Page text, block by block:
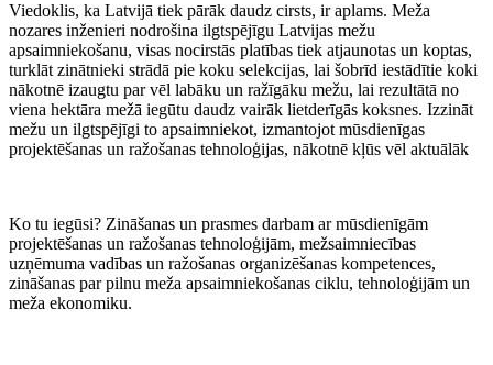
Viedoklis, ka Latvijā tiek pārāk daudz cirsts, ir aplams. Meža
nozares inženieri nodrošina ilgtspējīgu Latvijas mežu
apsaimniekošanu, visas nocirstās platības tiek atjaunotas un koptas,
turklāt zinātnieki strādā pie koku selekcijas, lai šobrīd iestādītie koki
nākotnē izaugtu par vēl labāku un ražīgāku mežu, lai rezultātā no
viena hektāra mežā iegūtu daudz vairāk lietderīgās koksnes. Izzināt
mežu un ilgtspējīgi to apsaimniekot, izmantojot mūsdienīgas
projektēšanas un ražošanas tehnoloģijas, nākotnē kļūs vēl aktuālāk
Ko tu iegūsi? Zināšanas un prasmes darbam ar mūsdienīgām
projektēšanas un ražošanas tehnoloģijām, mežsaimniecības
uzņēmuma vadības un ražošanas organizēšanas kompetences,
zināšanas par pilnu meža apsaimniekošanas ciklu, tehnoloģijām un
meža ekonomiku.